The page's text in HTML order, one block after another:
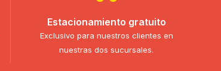
Estacionamiento gratuito
Exclusivo para nuestros clientes en
nuestras dos sucursales.